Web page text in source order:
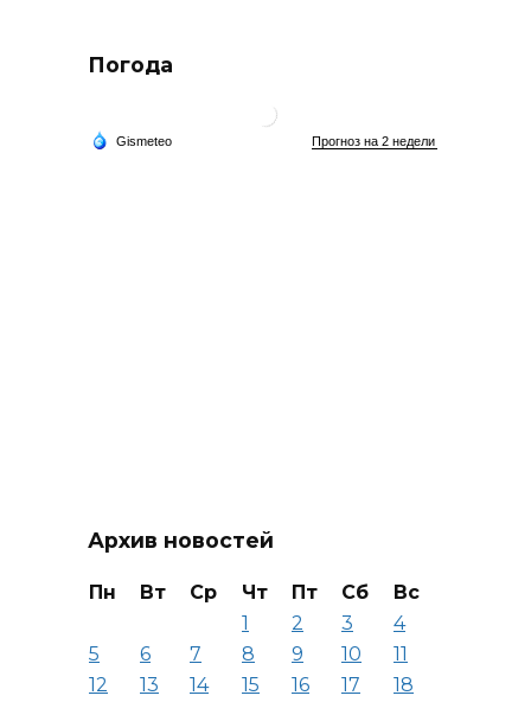
Погода
Архив новостей
Пн Вт Ср Чт Пт Сб
Вс
1
2 3
4
5
6 7 8 9 10
11
12
13 14 15 16 17
18